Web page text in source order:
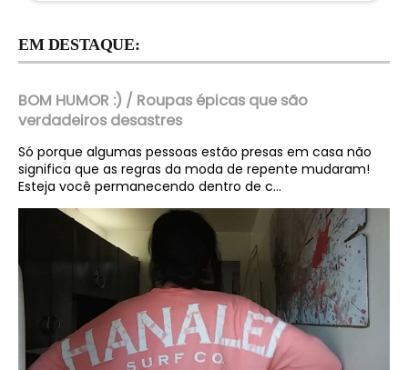
EM DESTAQUE:
BOM HUMOR :) / Roupas épicas que são
verdadeiros desastres
Só porque algumas pessoas estão presas em casa não
significa que as regras da moda de repente mudaram!
Esteja você permanecendo dentro de c...